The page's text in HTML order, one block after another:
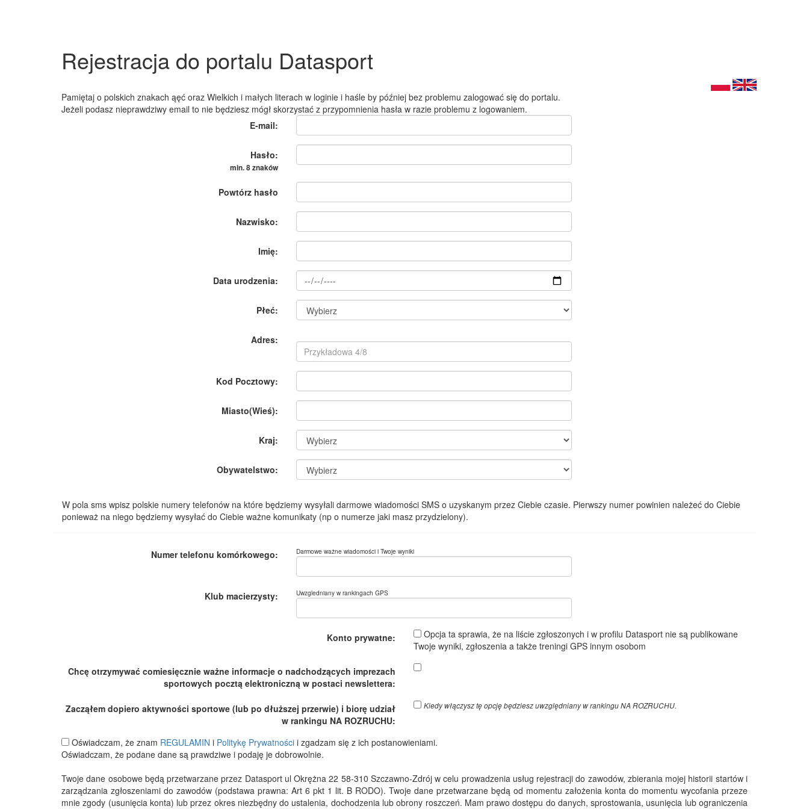
Rejestracja do portalu Datasport
Pamiętaj o polskich znakach ąęć oraz Wielkich i małych literach w loginie i haśle by później bez problemu zalogować się do portalu.
Jeżeli podasz nieprawdziwy email to nie będziesz mógł skorzystać z przypomnienia hasła w razie problemu z logowaniem.
E-mail:
Hasło:
min. 8 znaków
Powtórz hasło
Nazwisko:
Imię:
Data urodzenia:
Płeć:
Adres:
Kod Pocztowy:
Miasto(Wieś):
Kraj:
Obywatelstwo:
W pola sms wpisz polskie numery telefonów na które będziemy wysyłali darmowe wiadomości SMS o uzyskanym przez Ciebie czasie. Pierwszy numer powinien należeć do Ciebie
ponieważ na niego będziemy wysyłać do Ciebie ważne komunikaty (np o numerze jaki masz przydzielony).
Numer telefonu komórkowego: Darmowe ważne wiadomości i Twoje wyniki
Klub macierzysty: Uwzgledniany w rankingach GPS
Konto prywatne:
Opcja ta sprawia, że na liście zgłoszonych i w profilu Datasport nie są publikowane
Twoje wyniki, zgłoszenia a także treningi GPS innym osobom
Chcę otrzymywać comiesięcznie ważne informacje o nadchodzących imprezach
sportowych pocztą elektroniczną w postaci newslettera:
Zacząłem dopiero aktywności sportowe (lub po dłuższej przerwie) i biorę udział
w rankingu NA ROZRUCHU:
Kiedy włączysz tę opcję będziesz uwzględniany w rankingu NA ROZRUCHU.
Oświadczam, że znam REGULAMIN i Politykę Prywatności i zgadzam się z ich postanowieniami.
Oświadczam, że podane dane są prawdziwe i podaję je dobrowolnie.
Twoje dane osobowe będą przetwarzane przez Datasport ul Okrężna 22 58-310 Szczawno-Zdrój w celu prowadzenia usług rejestracji do zawodów, zbierania mojej historii startów i
zarządzania zgłoszeniami do zawodów (podstawa prawna: Art 6 pkt 1 lit. B RODO). Twoje dane przetwarzane będą od momentu założenia konta do momentu wycofania przeze
mnie zgody (usunięcia konta) lub przez okres niezbędny do ustalenia, dochodzenia lub obrony roszczeń. Mam prawo dostępu do danych, sprostowania, usunięcia lub ograniczenia